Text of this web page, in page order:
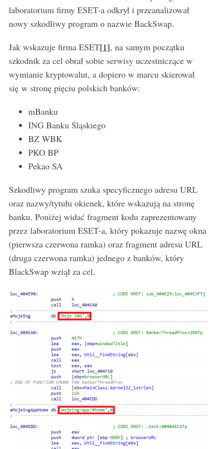
laboratorium firmy ESET-a odkrył i przeanalizował
nowy szkodliwy program o nazwie BackSwap.
Jak wskazuje firma ESET[1], na samym początku
szkodnik za cel obrał sobie serwisy uczestniczące w
wymianie kryptowalut, a dopiero w marcu skierował
się w stronę pięciu polskich banków:
mBanku
ING Banku Śląskiego
BZ WBK
PKO BP
Pekao SA
Szkodliwy program szuka specyficznego adresu URL
oraz nazwy/tytułu okienek, które wskazują na stronę
banku. Poniżej widać fragment kodu zaprezentowany
przez laboratorium ESET-a, który pokazuje nazwę okna
(pierwsza czerwona ramka) oraz fragment adresu URL
(druga czerwona ramka) jednego z banków, który
BlackSwap wziął za cel.